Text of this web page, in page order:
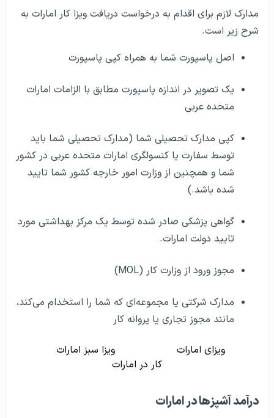
مدارک لازم برای اقدام به درخواست دریافت ویزا کار امارات به
شرح زیر است.
اصل پاسپورت شما به همراه کپی پاسپورت
یک تصویر در اندازه پاسپورت مطابق با الزامات امارات
متحده عربی
کپی مدارک تحصیلی شما (مدارک تحصیلی شما باید
توسط سفارت یا کنسولگری امارات متحده عربی در کشور
شما و همچنین از وزارت امور خارجه کشور شما تایید
شده باشد.)
گواهی پزشکی صادر شده توسط یک مرکز بهداشتی مورد
تایید دولت امارات.
مجوز ورود از وزارت کار (MOL)
مدارک شرکتی یا مجموعه‌ای که شما را استخدام می‌کند،
مانند مجوز تجاری یا پروانه کار
ویزای امارات
ویزا سبز امارات
کار در امارات
درآمد آشپزها در امارات